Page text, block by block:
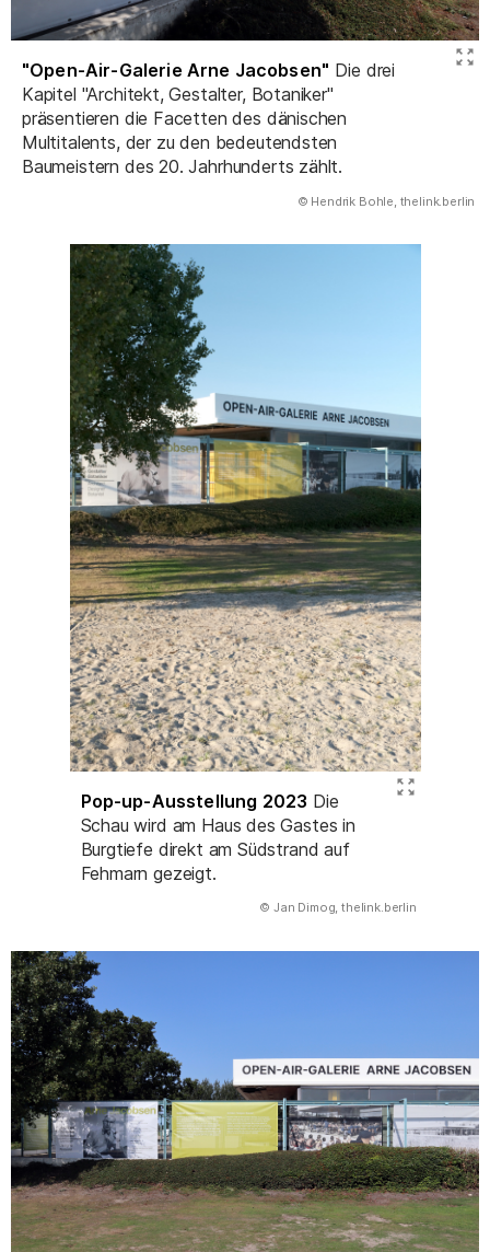
"Open-Air-Galerie Arne Jacobsen" Die drei
Kapitel "Architekt, Gestalter, Botaniker"
präsentieren die Facetten des dänischen
Multitalents, der zu den bedeutendsten
Baumeistern des 20. Jahrhunderts zählt.
© Hendrik Bohle, thelink.berlin
Pop-up-Ausstellung 2023 Die
Schau wird am Haus des Gastes in
Burgtiefe direkt am Südstrand auf
Fehmarn gezeigt.
© Jan Dimog, thelink.berlin